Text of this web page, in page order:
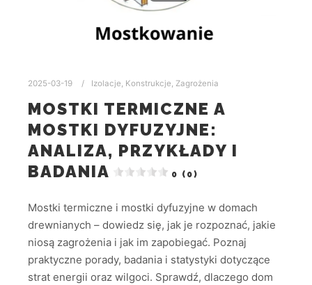
2025-03-19 Izolacje, Konstrukcje, Zagrożenia
MOSTKI TERMICZNE A
MOSTKI DYFUZYJNE:
ANALIZA, PRZYKŁADY I
BADANIA
0 (0)
Mostki termiczne i mostki dyfuzyjne w domach
drewnianych – dowiedz się, jak je rozpoznać, jakie
niosą zagrożenia i jak im zapobiegać. Poznaj
praktyczne porady, badania i statystyki dotyczące
strat energii oraz wilgoci. Sprawdź, dlaczego dom